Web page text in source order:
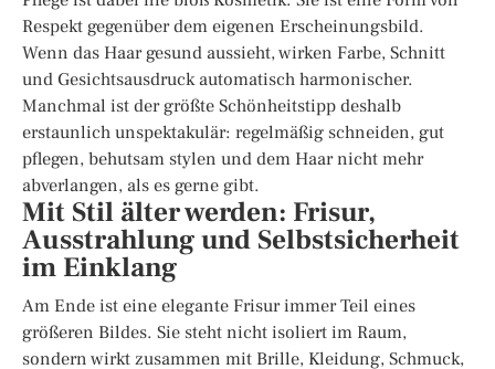
Respekt gegenüber dem eigenen Erscheinungsbild.
Wenn das Haar gesund aussieht, wirken Farbe, Schnitt
und Gesichtsausdruck automatisch harmonischer.
Manchmal ist der größte Schönheitstipp deshalb
erstaunlich unspektakulär: regelmäßig schneiden, gut
pflegen, behutsam stylen und dem Haar nicht mehr
abverlangen, als es gerne gibt.
Mit Stil älter werden: Frisur,
Ausstrahlung und Selbstsicherheit
im Einklang
Am Ende ist eine elegante Frisur immer Teil eines
größeren Bildes. Sie steht nicht isoliert im Raum,
sondern wirkt zusammen mit Brille, Kleidung, Schmuck,